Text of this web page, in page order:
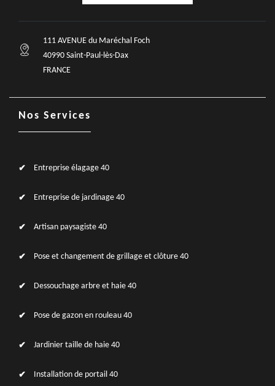
111 AVENUE du Maréchal Foch
40990 Saint-Paul-lès-Dax
FRANCE
Nos Services
Entreprise élagage 40
Entreprise de jardinage 40
Artisan paysagiste 40
Pose et changement de grillage et clôture 40
Dessouchage arbre et haie 40
Pose de gazon en rouleau 40
Jardinier taille de haie 40
Installation de portail 40